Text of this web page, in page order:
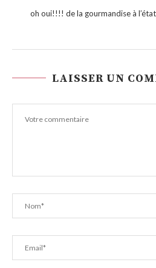
oh oui!!!! de la gourmandise à
LAISSER UN